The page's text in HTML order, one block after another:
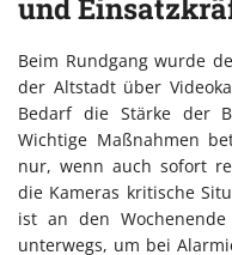
und
Beim Rundgang wurde
der Altstadt über
Bedarf die Stärke der
Wichtige Maßnahmen
nur, wenn auch sofort
die Kameras kritische
ist an den
unterwegs, um bei